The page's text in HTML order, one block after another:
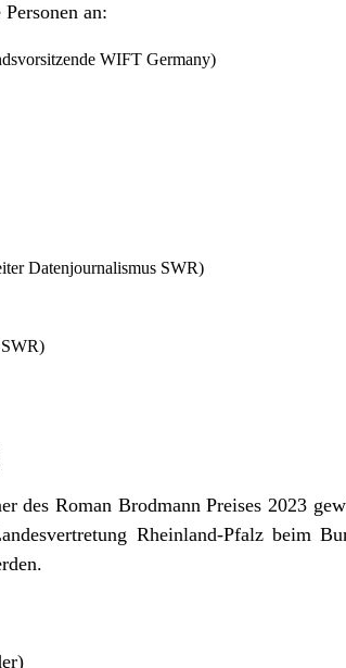
an:
WIFT Germany)
Datenjournalismus SWR)
des Roman Brodmann Preises 2023
Rheinland-Pfalz beim